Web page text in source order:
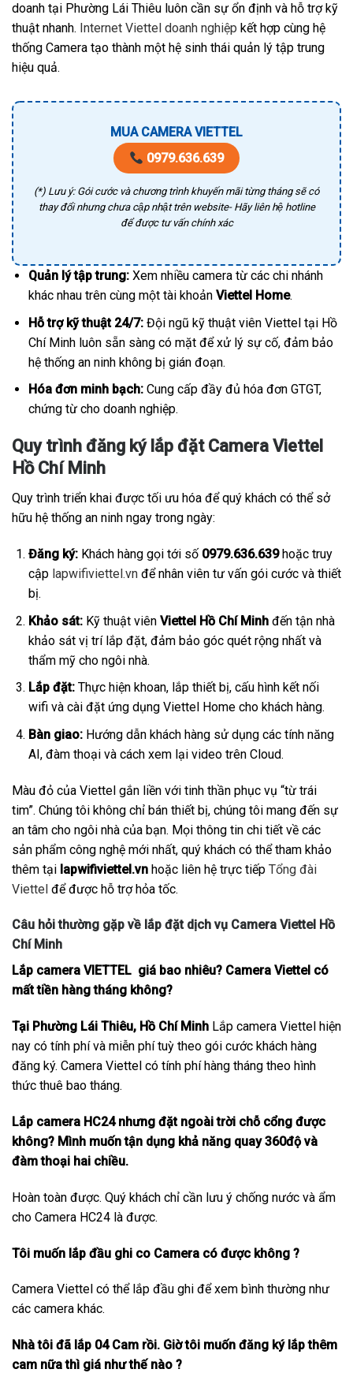
doanh tại Phường Lái Thiêu luôn cần sự ổn định và hỗ trợ kỹ
thuật nhanh. Internet Viettel doanh nghiệp kết hợp cùng hệ
thống Camera tạo thành một hệ sinh thái quản lý tập trung
hiệu quả.
MUA CAMERA VIETTEL
0979.636.639
(*) Lưu ý: Gói cước và chương trình khuyến mãi từng tháng sẽ có
thay đổi nhưng chưa cập nhật trên website- Hãy liên hệ hotline
để được tư vấn chính xác
Quản lý tập trung:Xem nhiều camera từ các chi nhánh
khác nhau trên cùng một tài khoản Viettel Home.
Hỗ trợ kỹ thuật 24/7:Đội ngũ kỹ thuật viên Viettel tại Hồ
Chí Minh luôn sẵn sàng có mặt để xử lý sự cố, đảm bảo
hệ thống an ninh không bị gián đoạn.
Hóa đơn minh bạch:Cung cấp đầy đủ hóa đơn GTGT,
chứng từ cho doanh nghiệp.
Quy trình đăng ký lắp đặt Camera Viettel
Hồ Chí Minh
Quy trình triển khai được tối ưu hóa để quý khách có thể sở
hữu hệ thống an ninh ngay trong ngày:
Đăng ký:Khách hàng gọi tới số 0979.636.639hoặc truy
cập lapwifiviettel.vnđể nhân viên tư vấn gói cước và thiết
bị.
Khảo sát:Kỹ thuật viên Viettel Hồ Chí Minhđến tận nhà
khảo sát vị trí lắp đặt, đảm bảo góc quét rộng nhất và
thẩm mỹ cho ngôi nhà.
Lắp đặt:Thực hiện khoan, lắp thiết bị, cấu hình kết nối
wifi và cài đặt ứng dụng Viettel Home cho khách hàng.
Bàn giao:Hướng dẫn khách hàng sử dụng các tính năng
AI, đàm thoại và cách xem lại video trên Cloud.
Màu đỏ của Viettel gắn liền với tinh thần phục vụ “từ trái
tim”. Chúng tôi không chỉ bán thiết bị, chúng tôi mang đến sự
an tâm cho ngôi nhà của bạn. Mọi thông tin chi tiết về các
sản phẩm công nghệ mới nhất, quý khách có thể tham khảo
thêm tại lapwifiviettel.vn hoặc liên hệ trực tiếp Tổng đài
Viettel để được hỗ trợ hỏa tốc.
Câu hỏi thường gặp về lắp đặt dịch vụ Camera Viettel Hồ
Chí Minh
Lắp camera VIETTEL giá bao nhiêu? Camera Viettel có
mất tiền hàng tháng không?
Tại Phường Lái Thiêu, Hồ Chí Minh Lắp camera Viettel hiện
nay có tính phí và miễn phí tuỳ theo gói cước khách hàng
đăng ký. Camera Viettel có tính phí hàng tháng theo hình
thức thuê bao tháng.
Lắp camera HC24 nhưng đặt ngoài trời chỗ cổng được
không? Mình muốn tận dụng khả năng quay 360độ và
đàm thoại hai chiều.
Hoàn toàn được. Quý khách chỉ cần lưu ý chống nước và ẩm
cho Camera HC24 là được.
Tôi muốn lắp đầu ghi co Camera có được không ?
Camera Viettel có thể lắp đầu ghi để xem bình thường như
các camera khác.
Nhà tôi đã lắp 04 Cam rồi. Giờ tôi muốn đăng ký lắp thêm
cam nữa thì giá như thế nào ?